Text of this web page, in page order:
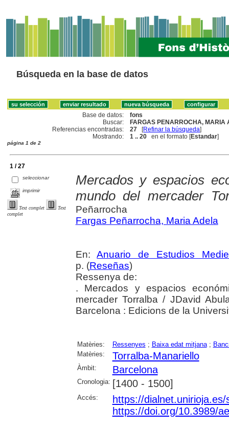
Búsqueda en la base de datos
Base de datos:
fons
Buscar:
FARGAS PENARROCHA, MARIA
Referencias encontradas:
27 [Refinar la búsqueda]
Mostrando:
1 .. 20 en el formato [Estandar]
página 1 de 2
1 / 27
seleccionar
imprimir
Text complet
Text
complet
Mercados y espacios
mundo del mercader
Peñarrocha
Fargas Peñarrocha, Maria Adela
En:Anuario de Estudios
p. (Reseñas)
Ressenya de:
. Mercados y espacios
mercader Torralba / JDavid
Barcelona : Edicions de la
Matèries: Ressenyes ; Baixa edat mitjana;
Matèries:
Torralba-Manariello
Àmbit: Barcelona
Cronologia: [1400 - 1500]
Accés:
https://
https://doi.org/10.3989/